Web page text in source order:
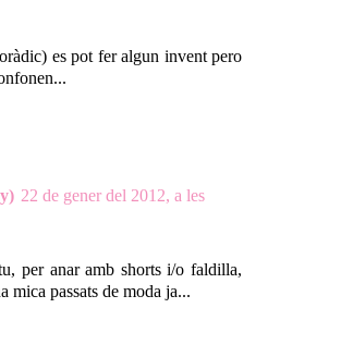
es pot fer algun invent pero
22 de gener del 2012, a les
per anar amb shorts i/o faldilla,
mica passats de moda ja...